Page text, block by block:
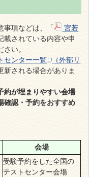
事項などは、「
宮若
載されている内容や申
い。
センター一覧
（外部リ
新される場合がありま
約が埋まりやすい会場
確認・予約をおすすめ
会場
受験予約をした全国の
テストセンター会場